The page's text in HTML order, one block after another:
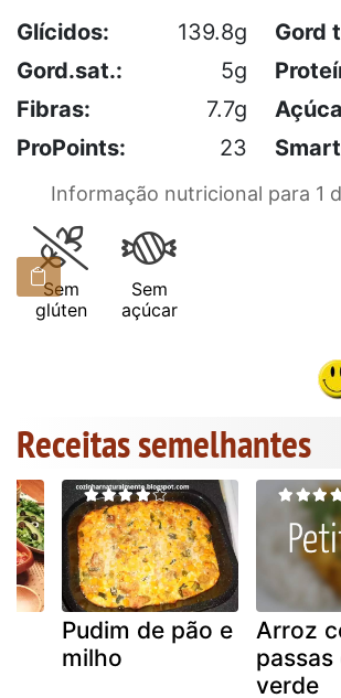
Glícidos: 139.8g Gord
Gord.sat.:
5g
Fibras:
7.7g
ProPoints:
23
Informação nutricional para 1
Sem
glúten
Sem
açúcar
Receitas semelhantes
Pudim de pão e
milho
Arroz
passas
verde